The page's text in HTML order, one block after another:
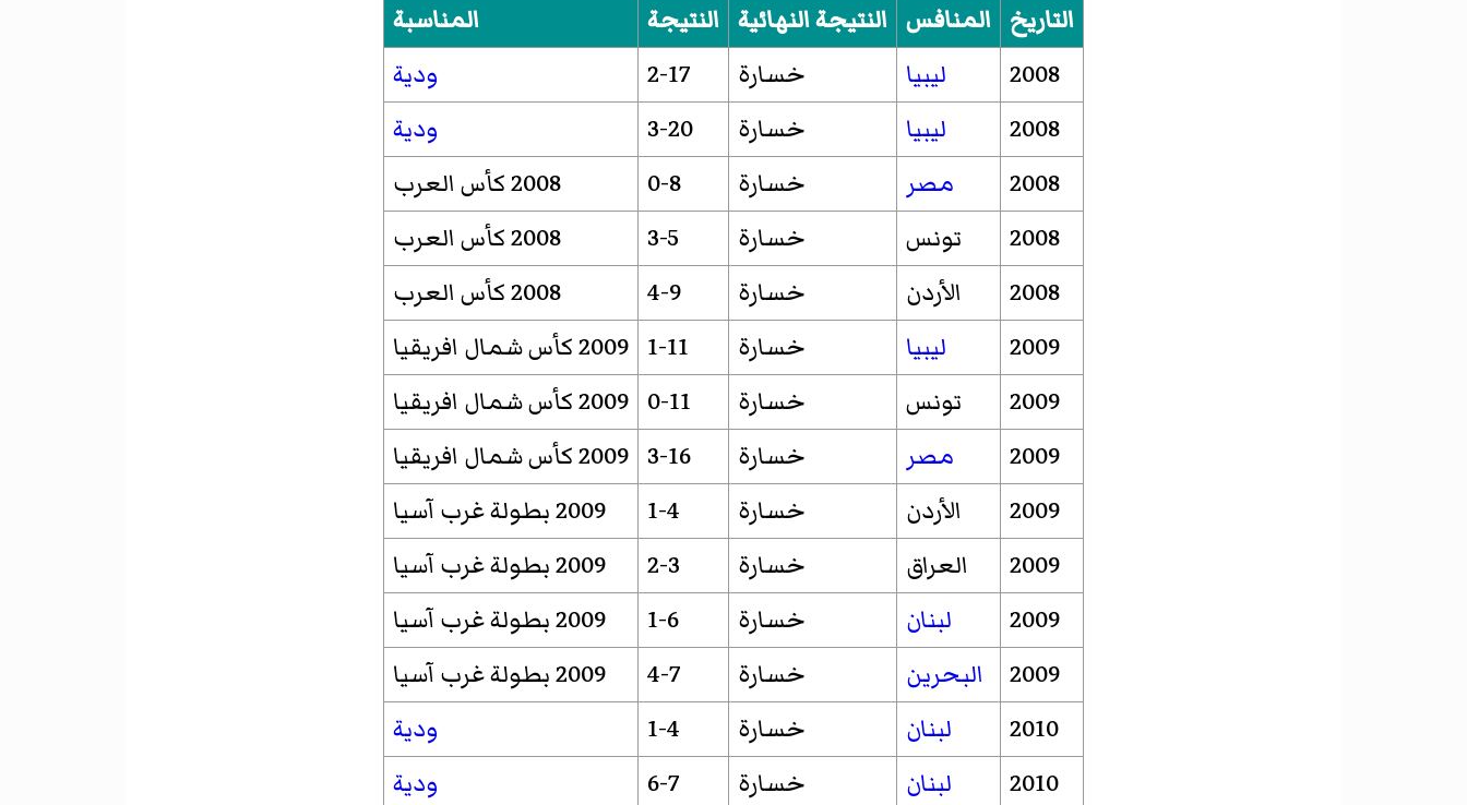
التاريخ المنافس النتيجة النهائية النتيجة
المناسبة
2008
ليبيا خسارة 2-17
ودية
2008
ليبيا خسارة 3-20
ودية
2008
مصر خسارة 0-8
2008 كأس العرب
2008
تونس خسارة 3-5
2008 كأس العرب
2008
الأردن خسارة 4-9
2008 كأس العرب
2009
ليبيا خسارة 1-11 2009 كأس شمال افريقيا
2009
تونس خسارة 0-11 2009 كأس شمال افريقيا
2009
مصر خسارة 3-16 2009 كأس شمال افريقيا
2009
الأردن خسارة 1-4
2009 بطولة غرب آسيا
2009
العراق خسارة 2-3
2009 بطولة غرب آسيا
2009
لبنان خسارة 1-6
2009 بطولة غرب آسيا
2009
البحرين خسارة 4-7
2009 بطولة غرب آسيا
2010
لبنان خسارة 1-4
ودية
2010
لبنان خسارة 6-7 ودية